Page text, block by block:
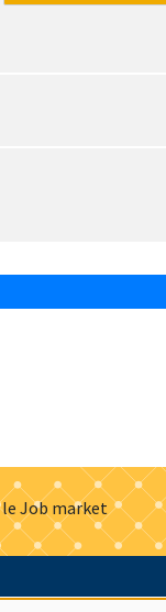
Job market
Gestion des